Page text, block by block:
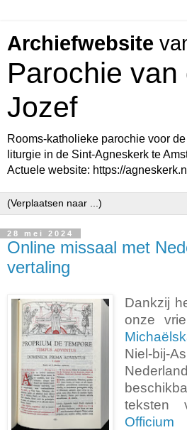
Archiefwebsite
Parochie van
Jozef
Rooms-katholieke parochie voor
liturgie in de Sint-Agneskerk te
Actuele website: https://agneskerk.nl
28 mei 2024
Online missaal met
vertaling
Dankzij
onze
Niel-
teksten
Officium